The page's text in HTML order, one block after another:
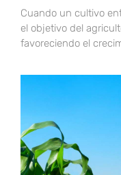
Cuando un cultivo
el objetivo del
favoreciendo el